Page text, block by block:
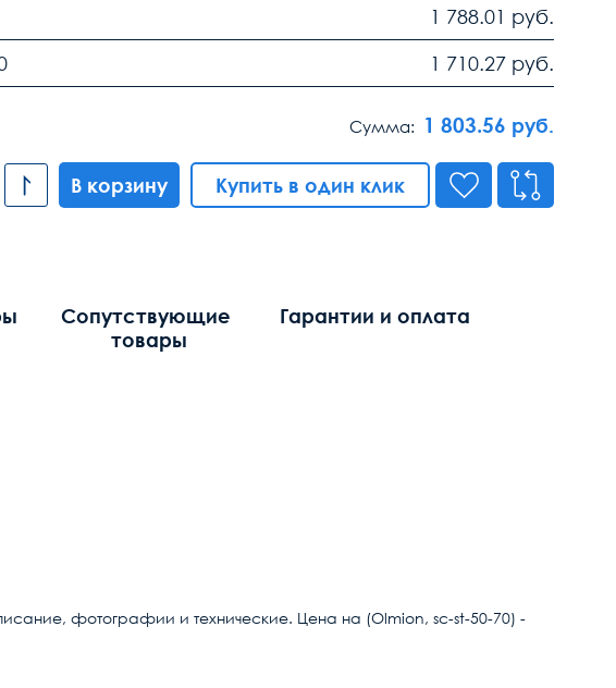
1 788.01 руб.
1 710.27 руб.
Сумма: 1 803.56 руб.
В корзину Купить в один клик
Сопутствующие
товары
Гарантии и оплата
фотографии и технические. Цена на (Olmion, sc-st-50-70) -